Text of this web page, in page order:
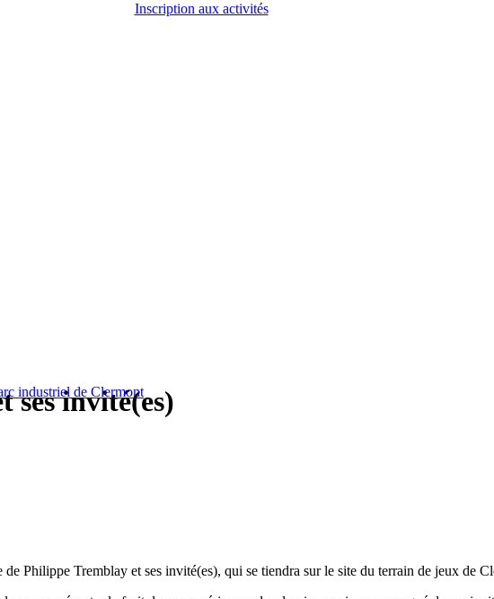
industriel de Clermont
Inscription aux activités
ses invité(es)
de Philippe Tremblay et ses invité(es), qui se tiendra sur le site du terrain de jeux de